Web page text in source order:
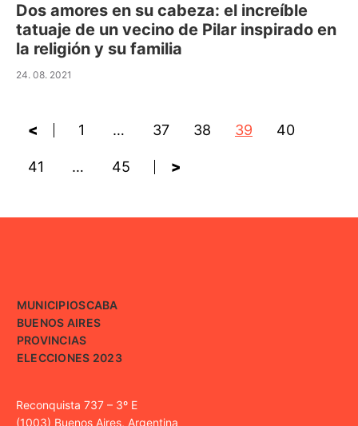
Dos amores en su cabeza: el increíble
tatuaje de un vecino de Pilar inspirado en
la religión y su familia
24. 08. 2021
< 1 … 37 38 39 40
41 … 45 >
MUNICIPIOSCABA
BUENOS AIRES
PROVINCIAS
ELECCIONES 2023
Reconquista 737 – 3º E
(1003) Buenos Aires, Argentina